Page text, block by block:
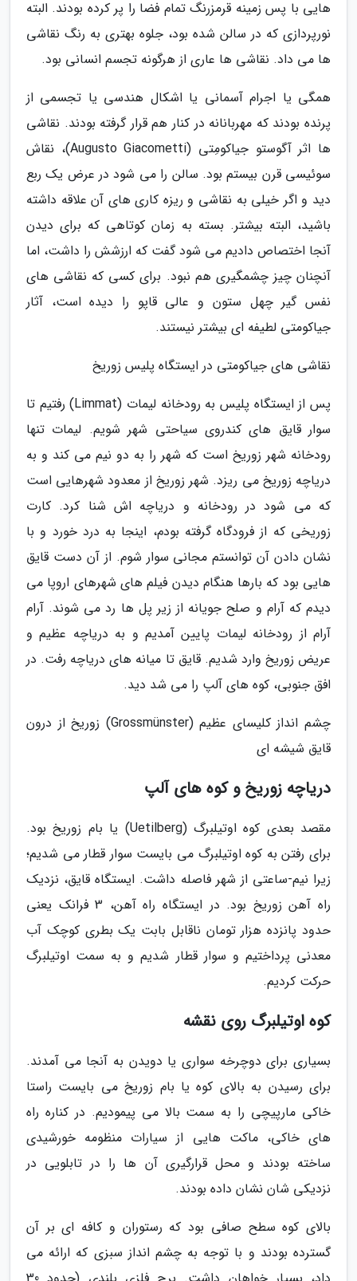
هایی با پس زمینه قرمزرنگ تمام فضا را پر کرده بودند. البته
نورپردازی که در سالن شده بود، جلوه بهتری به رنگ نقاشی
ها می داد. نقاشی ها عاری از هرگونه تجسم انسانی بود.
همگی یا اجرام آسمانی یا اشکال هندسی یا تجسمی از
پرنده بودند که مهربانانه در کنار هم قرار گرفته بودند. نقاشی
ها اثر آگوستو جیاکومِتی (Augusto Giacometti)، نقاش
سوئیسی قرن بیستم بود. سالن را می شود در عرض یک ربع
دید و اگر خیلی به نقاشی و ریزه کاری های آن علاقه داشته
باشید، البته بیشتر. بسته به زمان کوتاهی که برای دیدن
آنجا اختصاص دادیم می شود گفت که ارزشش را داشت، اما
آنچنان چیز چشمگیری هم نبود. برای کسی که نقاشی های
نفس گیر چهل ستون و عالی قاپو را دیده است، آثار
جیاکومتی لطیفه ای بیشتر نیستند.
نقاشی های جیاکومتی در ایستگاه پلیس زوریخ
پس از ایستگاه پلیس به رودخانه لیمات (Limmat) رفتیم تا
سوار قایق های کندروی سیاحتی شهر شویم. لیمات تنها
رودخانه شهر زوریخ است که شهر را به دو نیم می کند و به
دریاچه زوریخ می ریزد. شهر زوریخ از معدود شهرهایی است
که می شود در رودخانه و دریاچه اش شنا کرد. کارت
زوریخی که از فرودگاه گرفته بودم، اینجا به درد خورد و با
نشان دادن آن توانستم مجانی سوار شوم. از آن دست قایق
هایی بود که بارها هنگام دیدن فیلم های شهرهای اروپا می
دیدم که آرام و صلح جویانه از زیر پل ها رد می شوند. آرام
آرام از رودخانه لیمات پایین آمدیم و به دریاچه عظیم و
عریض زوریخ وارد شدیم. قایق تا میانه های دریاچه رفت. در
افق جنوبی، کوه های آلپ را می شد دید.
چشم انداز کلیسای عظیم (Grossmünster) زوریخ از درون
قایق شیشه ای
دریاچه زوریخ و کوه های آلپ
مقصد بعدی کوه اوتیلبرگ (Uetilberg) یا بام زوریخ بود.
برای رفتن به کوه اوتیلبرگ می بایست سوار قطار می شدیم؛
زیرا نیم-ساعتی از شهر فاصله داشت. ایستگاه قایق، نزدیک
راه آهن زوریخ بود. در ایستگاه راه آهن، 3 فرانک یعنی
حدود پانزده هزار تومان ناقابل بابت یک بطری کوچک آب
معدنی پرداختیم و سوار قطار شدیم و به سمت اوتیلبرگ
حرکت کردیم.
کوه اوتیلبرگ روی نقشه
بسیاری برای دوچرخه سواری یا دویدن به آنجا می آمدند.
برای رسیدن به بالای کوه یا بام زوریخ می بایست راستا
خاکی مارپیچی را به سمت بالا می پیمودیم. در کناره راه
های خاکی، ماکت هایی از سیارات منظومه خورشیدی
ساخته بودند و محل قرارگیری آن ها را در تابلویی در
نزدیکی شان نشان داده بودند.
بالای کوه سطح صافی بود که رستوران و کافه ای بر آن
گسترده بودند و با توجه به چشم انداز سبزی که ارائه می